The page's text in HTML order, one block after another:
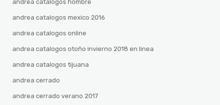
andrea catalogos hombre
andrea catalogos mexico 2016
andrea catalogos online
andrea catalogos otoño invierno 2018 en linea
andrea catalogos tijuana
andrea cerrado
andrea cerrado verano 2017